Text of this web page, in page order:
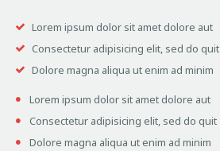
Lorem ipsum dolor sit amet dolore aut
Consectetur adipisicing elit, sed do quit
Dolore magna aliqua ut enim ad minim
Lorem ipsum dolor sit amet dolore aut
Consectetur adipisicing elit, sed do quit
Dolore magna aliqua ut enim ad minim